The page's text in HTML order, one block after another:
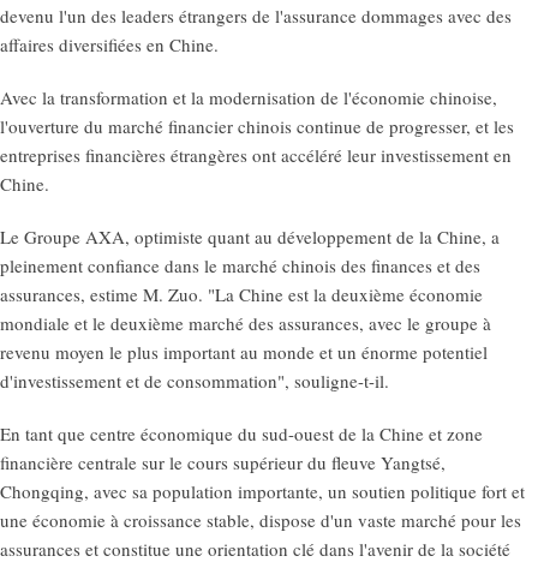
devenu l'un des leaders étrangers de l'assurance dommages avec des
affaires diversifiées en Chine.
Avec la transformation et la modernisation de l'économie chinoise,
l'ouverture du marché financier chinois continue de progresser, et les
entreprises financières étrangères ont accéléré leur investissement en
Chine.
Le Groupe AXA, optimiste quant au développement de la Chine, a
pleinement confiance dans le marché chinois des finances et des
assurances, estime M. Zuo. "La Chine est la deuxième économie
mondiale et le deuxième marché des assurances, avec le groupe à
revenu moyen le plus important au monde et un énorme potentiel
d'investissement et de consommation", souligne-t-il.
En tant que centre économique du sud-ouest de la Chine et zone
financière centrale sur le cours supérieur du fleuve Yangtsé,
Chongqing, avec sa population importante, un soutien politique fort et
une économie à croissance stable, dispose d'un vaste marché pour les
assurances et constitue une orientation clé dans l'avenir de la société